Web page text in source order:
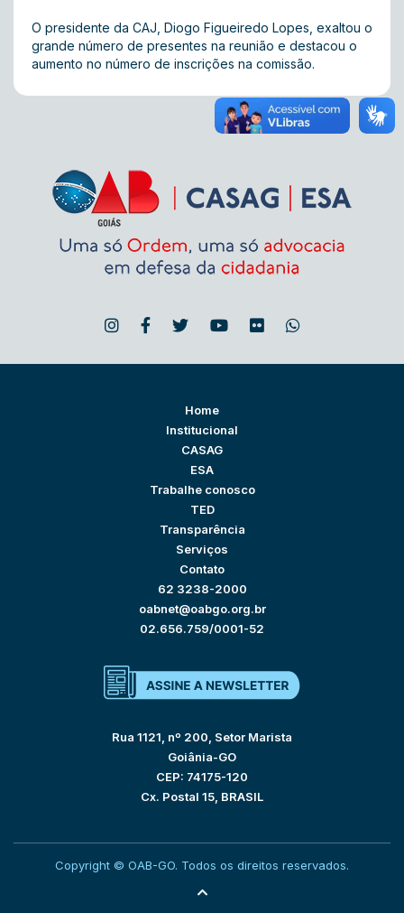
O presidente da CAJ, Diogo Figueiredo Lopes, exaltou o
grande número de presentes na reunião e destacou o
aumento no número de inscrições na comissão.
Home
Institucional
CASAG
ESA
Trabalhe conosco
TED
Transparência
Serviços
Contato
62 3238-2000
oabnet@oabgo.org.br
02.656.759/0001-52
Rua 1121, nº 200, Setor Marista
Goiânia-GO
CEP: 74175-120
Cx. Postal 15, BRASIL
Copyright © OAB-GO. Todos os direitos reservados.